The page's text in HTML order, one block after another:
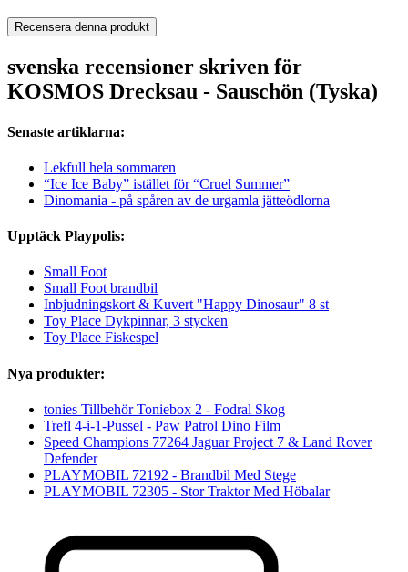
Recensera denna produkt
svenska recensioner skriven för
KOSMOS Drecksau - Sauschön (Tyska)
Senaste artiklarna:
Lekfull hela sommaren
“Ice Ice Baby” istället för “Cruel Summer”
Dinomania - på spåren av de urgamla jätteödlorna
Upptäck Playpolis:
Small Foot
Small Foot brandbil
Inbjudningskort & Kuvert "Happy Dinosaur" 8 st
Toy Place Dykpinnar, 3 stycken
Toy Place Fiskespel
Nya produkter:
tonies Tillbehör Toniebox 2 - Fodral Skog
Trefl 4-i-1-Pussel - Paw Patrol Dino Film
Speed Champions 77264 Jaguar Project 7 & Land Rover
Defender
PLAYMOBIL 72192 - Brandbil Med Stege
PLAYMOBIL 72305 - Stor Traktor Med Höbalar